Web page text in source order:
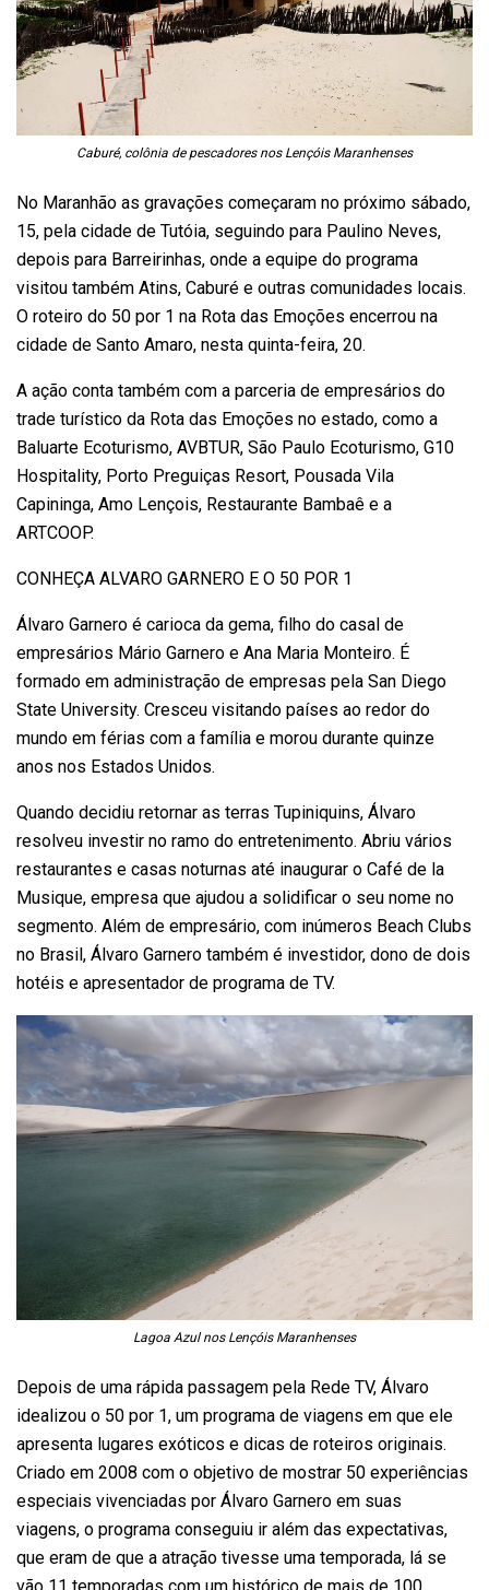
Caburé, colônia de pescadores nos Lençóis Maranhenses
No Maranhão as gravações começaram no próximo sábado,
15, pela cidade de Tutóia, seguindo para Paulino Neves,
depois para Barreirinhas, onde a equipe do programa
visitou também Atins, Caburé e outras comunidades locais.
O roteiro do 50 por 1 na Rota das Emoções encerrou na
cidade de Santo Amaro, nesta quinta-feira, 20.
A ação conta também com a parceria de empresários do
trade turístico da Rota das Emoções no estado, como a
Baluarte Ecoturismo, AVBTUR, São Paulo Ecoturismo, G10
Hospitality, Porto Preguiças Resort, Pousada Vila
Capininga, Amo Lençois, Restaurante Bambaê e a
ARTCOOP.
CONHEÇA ALVARO GARNERO E O 50 POR 1
Álvaro Garnero é carioca da gema, filho do casal de
empresários Mário Garnero e Ana Maria Monteiro. É
formado em administração de empresas pela San Diego
State University. Cresceu visitando países ao redor do
mundo em férias com a família e morou durante quinze
anos nos Estados Unidos.
Quando decidiu retornar as terras Tupiniquins, Álvaro
resolveu investir no ramo do entretenimento. Abriu vários
restaurantes e casas noturnas até inaugurar o Café de la
Musique, empresa que ajudou a solidificar o seu nome no
segmento. Além de empresário, com inúmeros Beach Clubs
no Brasil, Álvaro Garnero também é investidor, dono de dois
hotéis e apresentador de programa de TV.
Lagoa Azul nos Lençóis Maranhenses
Depois de uma rápida passagem pela Rede TV, Álvaro
idealizou o 50 por 1, um programa de viagens em que ele
apresenta lugares exóticos e dicas de roteiros originais.
Criado em 2008 com o objetivo de mostrar 50 experiências
especiais vivenciadas por Álvaro Garnero em suas
viagens, o programa conseguiu ir além das expectativas,
que eram de que a atração tivesse uma temporada, lá se